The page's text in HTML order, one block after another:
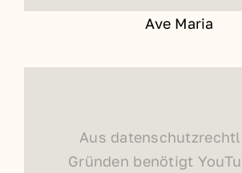
Ave Maria
Aus
Gründen benötigt